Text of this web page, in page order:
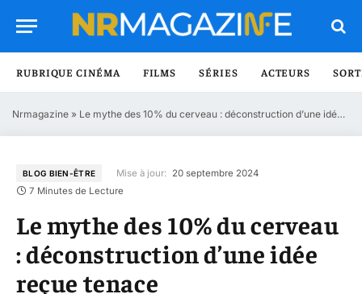
RUBRIQUE CINÉMA FILMS SÉRIES ACTEURS
Nrmagazine » Le mythe des 10% du cerveau : déconstruction d’une idée reçue tenace
BLOG BIEN-ÊTRE Mise à jour: 20 septembre 2024
7 Minutes de Lecture
Le mythe des 10% du cerveau
: déconstruction d’une idée
reçue tenace